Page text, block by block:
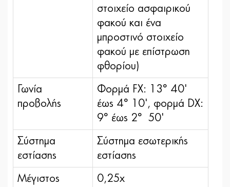
στοιχείο ασφαιρικού
φακού και ένα
μπροστινό στοιχείο
φακού με επίστρωση
φθορίου)
Γωνία
προβολής
Φορμά FX: 13° 40'
έως 4° 10', φορμά DX:
9° έως 2° 50'
Σύστημα
εστίασης
Σύστημα εσωτερικής
εστίασης
Μέγιστος
0,25x